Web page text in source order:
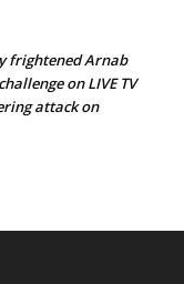
frightened Arnab
on LIVE TV
attack on